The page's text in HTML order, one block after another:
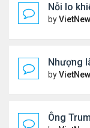
Nỗi lo
by
Nhượng
by
Ông